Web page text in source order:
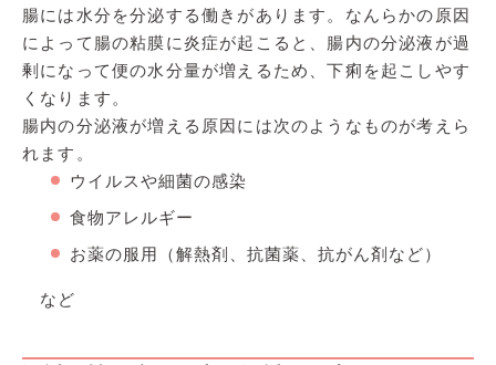
腸には水分を分泌する働きがあります。なんらかの原因
によって腸の粘膜に炎症が起こると、腸内の分泌液が過
剰になって便の水分量が増えるため、下痢を起こしやす
くなります。
腸内の分泌液が増える原因には次のようなものが考えら
れます。
ウイルスや細菌の感染
食物アレルギー
お薬の服用（解熱剤、抗菌薬、抗がん剤など）
など